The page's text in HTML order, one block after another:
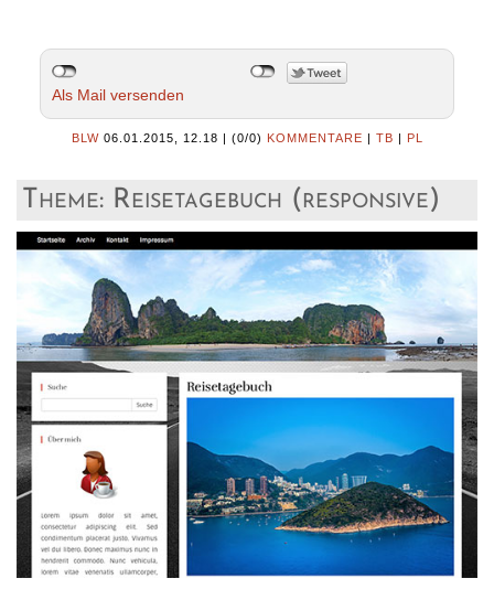
Als Mail versenden
BLW 06.01.2015, 12.18 | (0/0) KOMMENTARE | TB | PL
Theme: Reisetagebuch (responsive)